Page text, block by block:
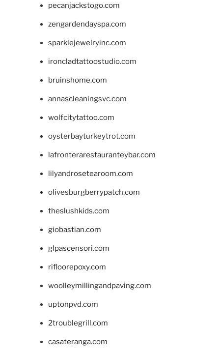
pecanjackstogo.com
zengardendayspa.com
sparklejewelryinc.com
ironcladtattoostudio.com
bruinshome.com
annascleaningsvc.com
wolfcitytattoo.com
oysterbayturkeytrot.com
lafronterarestauranteybar.com
lilyandrosetearoom.com
olivesburgberrypatch.com
theslushkids.com
giobastian.com
glpascensori.com
rifloorepoxy.com
woolleymillingandpaving.com
uptonpvd.com
2troublegrill.com
casateranga.com